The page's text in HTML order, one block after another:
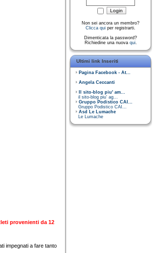
provenienti da 12
impegnati a fare tanto
Non sei ancora un membro?
Clicca qui per registrarti.
Dimenticata la password?
Richiedine una nuova qui.
Ultimi link Inseriti
Pagina Facebook - At...
Angela Ceccanti
Il sito-blog piu' am...
il sito-blog piu' ag...
Gruppo Podistico CAI...
Gruppo Podistico CAI...
Asd Le Lumache
Le Lumache